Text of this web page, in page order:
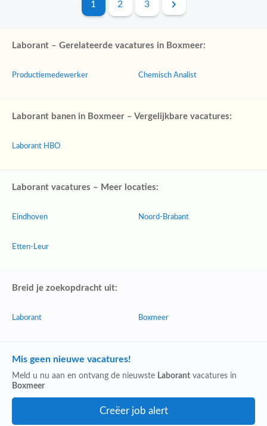
1 2 3
Laborant – Gerelateerde vacatures in Boxmeer:
Productiemedewerker Chemisch Analist
Laborant banen in Boxmeer – Vergelijkbare vacatures:
Laborant HBO
Laborant vacatures – Meer locaties:
Eindhoven
Etten-Leur
Noord-Brabant
Breid je zoekopdracht uit:
Laborant Boxmeer
Mis geen nieuwe vacatures!
Meld u nu aan en ontvang de nieuwste Laborant vacatures in
Boxmeer